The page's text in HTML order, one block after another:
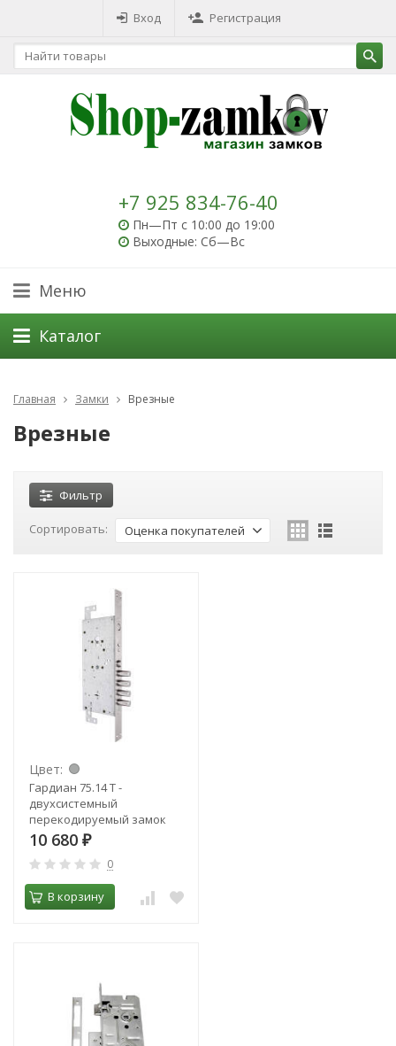
Вход Регистрация
+7 925 834-76-40
Пн—Пт с 10:00 до 19:00
Выходные: Сб—Вс
Меню
Каталог
Главная Замки Врезные
Врезные
Фильтр
Сортировать: Оценка покупателей
Цвет:
Гардиан 75.14 Т -
двухсистемный
перекодируемый замок
10 680 ₽
0
В корзину